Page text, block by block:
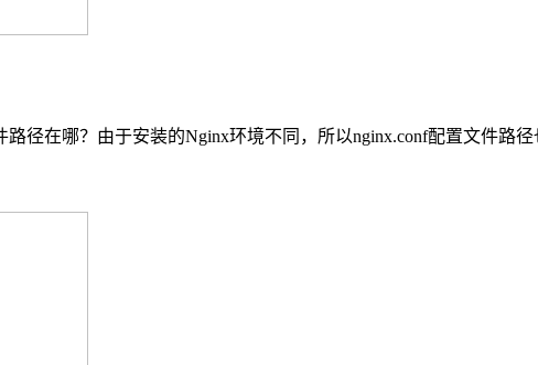
径在哪？由于安装的Nginx环境不同，所以nginx.conf配置文件路